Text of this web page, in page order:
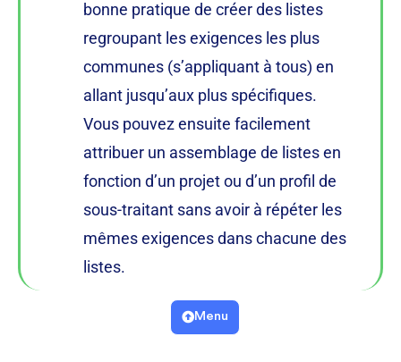
bonne pratique de créer des listes
regroupant les exigences les plus
communes (s’appliquant à tous) en
allant jusqu’aux plus spécifiques.
Vous pouvez ensuite facilement
attribuer un assemblage de listes en
fonction d’un projet ou d’un profil de
sous-traitant sans avoir à répéter les
mêmes exigences dans chacune des
listes.
Menu